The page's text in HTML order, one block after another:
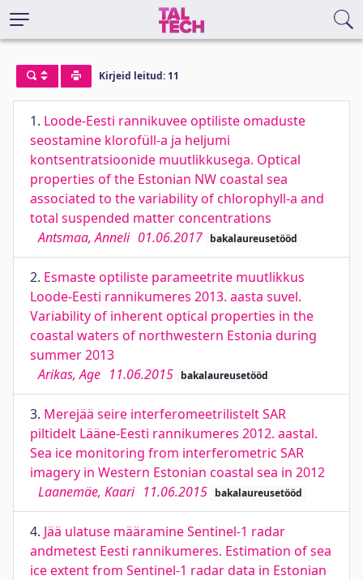
Kirjeid leitud: 11
1. Loode-Eesti rannikuvee optiliste omaduste
seostamine klorofüll-a ja heljumi
kontsentratsioonide muutlikkusega. Optical
properties of the Estonian NW coastal sea
associated to the variability of chlorophyll-a and
total suspended matter concentrations
Antsmaa, Anneli 01.06.2017 bakalaureusetööd
2. Esmaste optiliste parameetrite muutlikkus
Loode-Eesti rannikumeres 2013. aasta suvel.
Variability of inherent optical properties in the
coastal waters of northwestern Estonia during
summer 2013
Arikas, Age 11.06.2015 bakalaureusetööd
3. Merejää seire interferomeetrilistelt SAR
piltidelt Lääne-Eesti rannikumeres 2012. aastal.
Sea ice monitoring from interferometric SAR
imagery in Western Estonian coastal sea in 2012
Laanemäe, Kaari 11.06.2015 bakalaureusetööd
4. Jää ulatuse määramine Sentinel-1 radar
andmetest Eesti rannikumeres. Estimation of sea
ice extent from Sentinel-1 radar data in Estonian